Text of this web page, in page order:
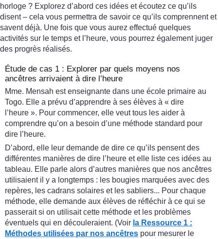
horloge ? Explorez d’abord ces idées et écoutez ce qu’ils
disent – cela vous permettra de savoir ce qu’ils comprennent et
savent déjà. Une fois que vous aurez effectué quelques
activités sur le temps et l’heure, vous pourrez également juger
des progrès réalisés.
Étude de cas 1 : Explorer par quels moyens nos
ancêtres arrivaient à dire l’heure
Mme. Mensah est enseignante dans une école primaire au
Togo. Elle a prévu d’apprendre à ses élèves à « dire
l’heure ». Pour commencer, elle veut tous les aider à
comprendre qu’on a besoin d’une méthode standard pour
dire l’heure.
D’abord, elle leur demande de dire ce qu’ils pensent des
différentes manières de dire l’heure et elle liste ces idées au
tableau. Elle parle alors d’autres manières que nos ancêtres
utilisaient il y a longtemps : les bougies marquées avec des
repères, les cadrans solaires et les sabliers... Pour chaque
méthode, elle demande aux élèves de réfléchir à ce qui se
passerait si on utilisait cette méthode et les problèmes
éventuels qui en découleraient. (Voir la Ressource 1 :
Méthodes utilisées par nos ancêtres pour mesurer le